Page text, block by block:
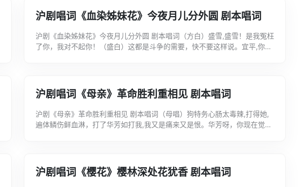
沪剧唱词《血染姊妹花》今夜月儿分外圆 剧本唱词
沪剧《血染姊妹花》今夜月儿分外圆 剧本唱词（方白）盛雪,盛雪！是我冤枉
了你，我对不起你！（盛白）这都是斗争的需要，快不要这样说。宜平,你
沪剧唱词《母亲》革命胜利重相见 剧本唱词
沪剧《母亲》革命胜利重相见 剧本唱词（母唱）狗特务心肠太毒辣,打得她,
遍体鳞伤鲜血淋，打了华芳如打我,我又是痛来又是恨。华芳呀，你现在觉得
沪剧唱词《樱花》樱林深处花犹香 剧本唱词